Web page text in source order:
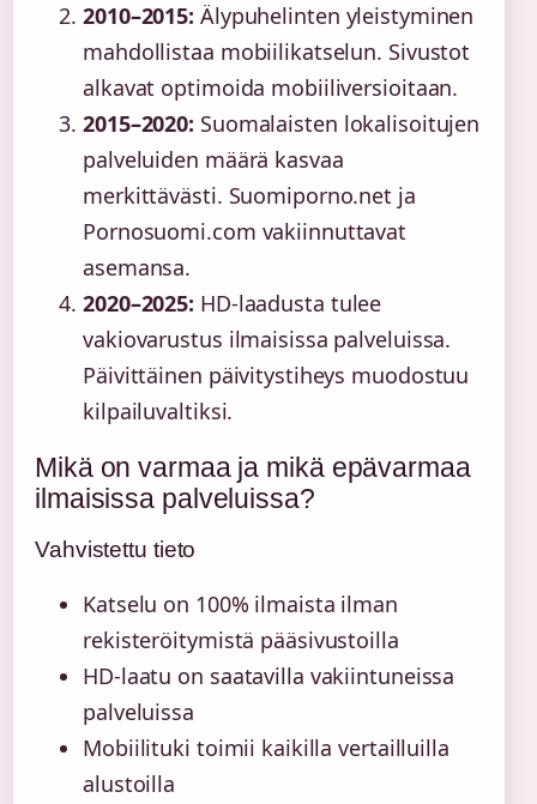
2010–2015: Älypuhelinten yleistyminen
mahdollistaa mobiilikatselun. Sivustot
alkavat optimoida mobiiliversioitaan.
2015–2020: Suomalaisten lokalisoitujen
palveluiden määrä kasvaa
merkittävästi. Suomiporno.net ja
Pornosuomi.com vakiinnuttavat
asemansa.
2020–2025: HD-laadusta tulee
vakiovarustus ilmaisissa palveluissa.
Päivittäinen päivitystiheys muodostuu
kilpailuvaltiksi.
Mikä on varmaa ja mikä epävarmaa
ilmaisissa palveluissa?
Vahvistettu tieto
Katselu on 100% ilmaista ilman
rekisteröitymistä pääsivustoilla
HD-laatu on saatavilla vakiintuneissa
palveluissa
Mobiilituki toimii kaikilla vertailluilla
alustoilla